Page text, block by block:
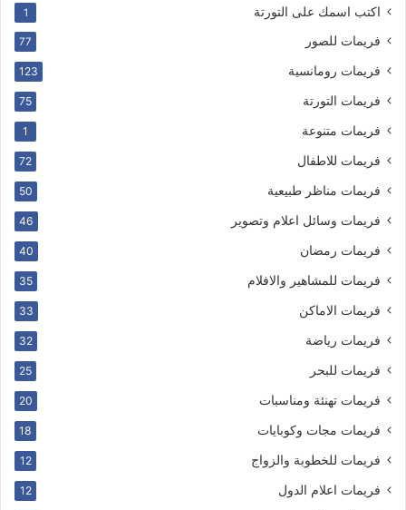
اكتب اسمك على التورتة 1
فريمات للصور 77
فريمات رومانسية 123
فريمات التورتة 75
فريمات متنوعة 1
فريمات للاطفال 72
فريمات مناظر طبيعية 50
فريمات وسائل اعلام وتصوير 46
فريمات رمضان 40
فريمات للمشاهير والافلام 35
فريمات الاماكن 33
فريمات رياضة 32
فريمات للبحر 25
فريمات تهنئة ومناسبات 20
فريمات مجات وكوبايات 18
فريمات للخطوبة والزواج 12
فريمات اعلام الدول 12